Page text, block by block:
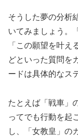
そうした夢の分析
いてみましょう。
「この願望を叶
どといった質問を
ードは具体的なス
たとえば「戦車」
ってでも行動を起
し、「女教皇」の